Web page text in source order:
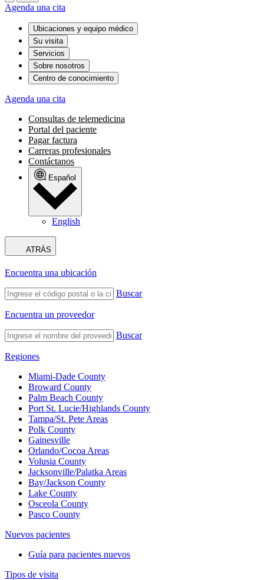
Agenda una cita
Ubicaciones y equipo médico
Su visita
Servicios
Sobre nosotros
Centro de conocimiento
Agenda una cita
Consultas de telemedicina
Portal del paciente
Pagar factura
Carreras profesionales
Contáctanos
Español
English
ATRÁS
Encuentra una ubicación
Buscar
Encuentra un proveedor
Buscar
Regiones
Miami-Dade County
Broward County
Palm Beach County
Port St. Lucie/Highlands County
Tampa/St. Pete Areas
Polk County
Gainesville
Orlando/Cocoa Areas
Volusia County
Jacksonville/Palatka Areas
Bay/Jackson County
Lake County
Osceola County
Pasco County
Nuevos pacientes
Guía para pacientes nuevos
Tipos de visita